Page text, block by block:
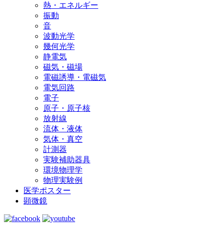
熱・エネルギー
振動
音
波動光学
幾何光学
静電気
磁気・磁場
電磁誘導・電磁気
電気回路
電子
原子・原子核
放射線
流体・液体
気体・真空
計測器
実験補助器具
環境物理学
物理実験例
医学ポスター
顕微鏡